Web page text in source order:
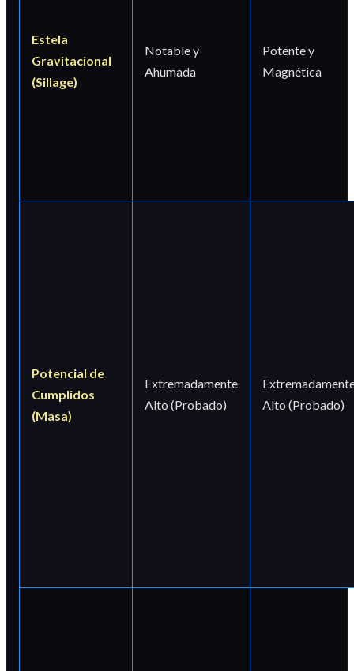
Estela
Gravitacional
(Sillage)
Notable y
Ahumada
Potente y
Magnética
Potencial de
Cumplidos
(Masa)
Extremadamente
Alto (Probado)
Alto (Probado)